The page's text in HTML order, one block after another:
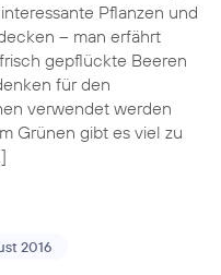
Pflanzen und
– man erfährt
gepflückte Beeren
für den
verwendet werden
Grünen gibt es viel zu
2016